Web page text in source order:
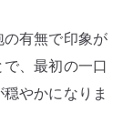
有無で印象が
、最初の一口
やかになりま